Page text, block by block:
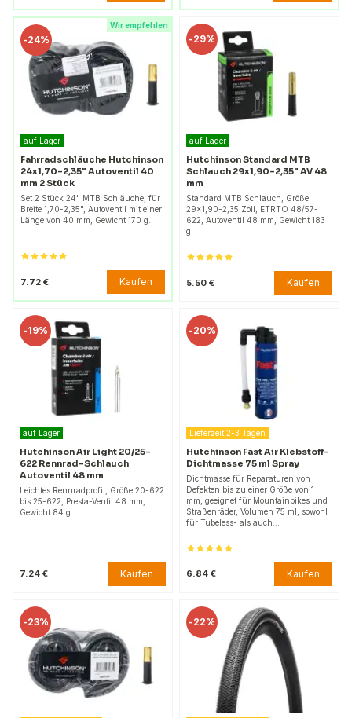
Wir empfehlen
-24%
auf Lager
Fahrradschläuche Hutchinson
24x1,70-2,35" Autoventil 40
mm 2 Stück
Set 2 Stück 24" MTB Schläuche, für
Breite 1,70-2,35", Autoventil mit einer
Länge von 40 mm, Gewicht 170 g.
7.72 € Kaufen
-29%
auf Lager
Hutchinson Standard MTB
Schlauch 29x1,90-2,35" AV 48
mm
Standard MTB Schlauch, Größe
29x1,90-2,35 Zoll, ETRTO 48/57-
622, Autoventil 48 mm, Gewicht 183
g.
5.50 € Kaufen
-19%
auf Lager
Hutchinson Air Light 20/25-
622 Rennrad-Schlauch
Autoventil 48 mm
Leichtes Rennradprofil, Größe 20-622
bis 25-622, Presta-Ventil 48 mm,
Gewicht 84 g.
7.24 € Kaufen
-20%
Lieferzeit 2-3 Tagen
Hutchinson Fast Air Klebstoff-
Dichtmasse 75 ml Spray
Dichtmasse für Reparaturen von
Defekten bis zu einer Größe von 1
mm, geeignet für Mountainbikes und
Straßenräder, Volumen 75 ml, sowohl
für Tubeless- als auch…
6.84 € Kaufen
-23% -22%